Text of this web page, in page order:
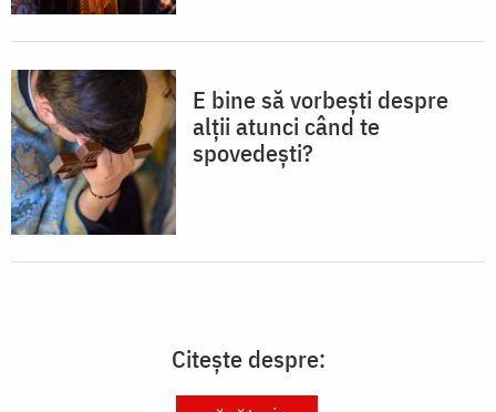
E bine să vorbești despre
alții atunci când te
spovedești?
Citește despre: